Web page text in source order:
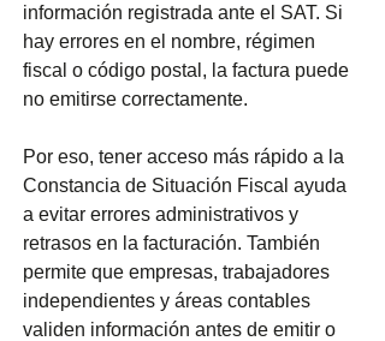
información registrada ante el SAT. Si
hay errores en el nombre, régimen
fiscal o código postal, la factura puede
no emitirse correctamente.
Por eso, tener acceso más rápido a la
Constancia de Situación Fiscal ayuda
a evitar errores administrativos y
retrasos en la facturación. También
permite que empresas, trabajadores
independientes y áreas contables
validen información antes de emitir o